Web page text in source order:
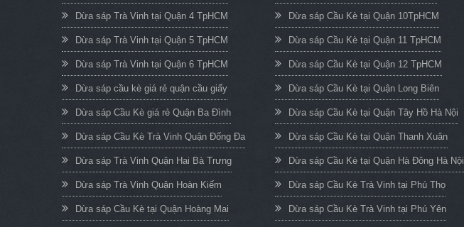
Dừa sáp Trà Vinh tại Quận 4 TpHCM
Dừa sáp Trà Vinh tại Quận 5 TpHCM
Dừa sáp Trà Vinh tại Quận 6 TpHCM
Dừa sáp cầu kè giá rẻ quận cầu giấy
Dừa sáp Cầu Kè giá rẻ Quận Ba Đình
Dừa sáp Cầu Kè Trà Vinh Quận Đống Đa
Dừa sáp Trà Vinh Quận Hai Bà Trưng
Dừa sáp Trà Vinh Quận Hoàn Kiếm
Dừa sáp Cầu Kè tại Quận Hoàng Mai
Dừa sáp Cầu Kè tại Quận 10TpHCM
Dừa sáp Cầu Kè tại Quận 11 TpHCM
Dừa sáp Cầu Kè tại Quận 12 TpHCM
Dừa sáp Cầu Kè tại Quận Long Biên
Dừa sáp Cầu Kè tại Quận Tây Hồ Hà Nội
Dừa sáp Cầu Kè tại Quận Thanh Xuân
Dừa sáp Cầu Kè tại Quận Hà Đông Hà Nội
Dừa sáp Cầu Kè Trà Vinh tại Phú Thọ
Dừa sáp Cầu Kè Trà Vinh tại Phú Yên